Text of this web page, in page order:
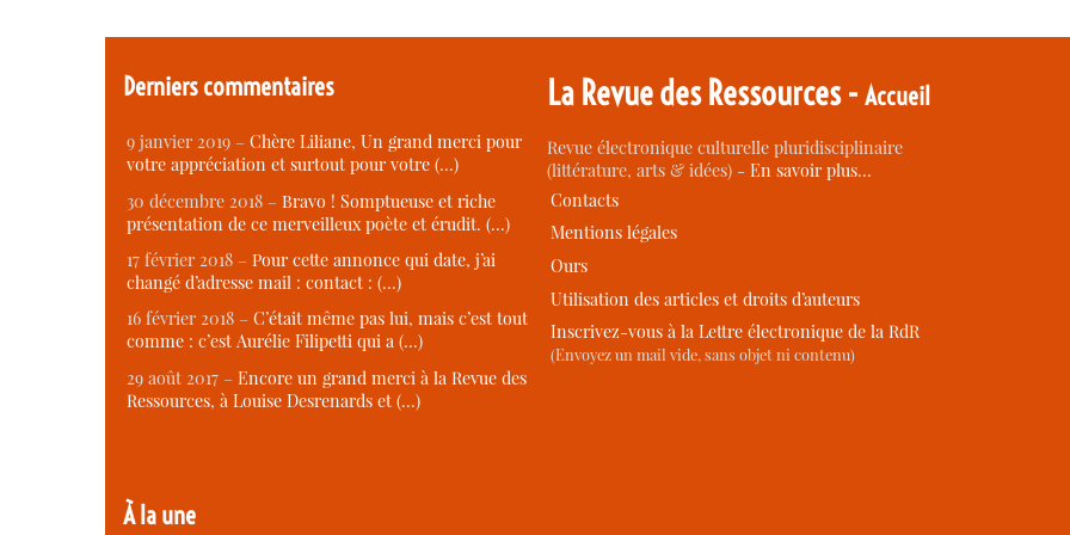
Derniers commentaires
9 janvier 2019 – Chère Liliane, Un grand merci pour
votre appréciation et surtout pour votre (…)
30 décembre 2018 – Bravo ! Somptueuse et riche
présentation de ce merveilleux poète et érudit. (…)
17 février 2018 – Pour cette annonce qui date, j’ai
changé d’adresse mail : contact : (…)
16 février 2018 – C’était même pas lui, mais c’est tout
comme : c’est Aurélie Filipetti qui a (…)
29 août 2017 – Encore un grand merci à la Revue des
Ressources, à Louise Desrenards et (…)
À la une
La Revue des Ressources -Accueil
Revue électronique culturelle pluridisciplinaire
(littérature, arts & idées) -En savoir plus…
Contacts
Mentions légales
Ours
Utilisation des articles et droits d’auteurs
Inscrivez-vous à la Lettre électronique de la RdR
(Envoyez un mail vide, sans objet ni contenu)